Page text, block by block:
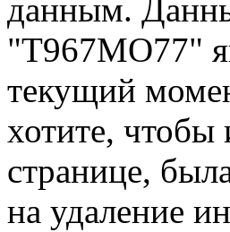
данным.
"Т967МО77"
текущий
хотите,
странице,
на удаление